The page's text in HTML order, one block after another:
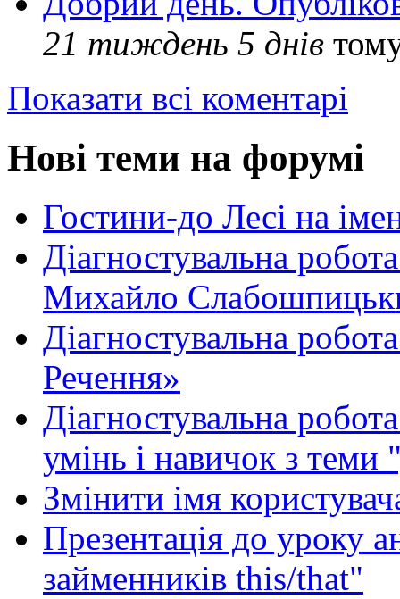
21 тиждень 5 днів
Показати всі коментарі
Нові теми на форумі
Гостини-до Лесі на
Діагностувальна
Михайло
Діагностувальна
Речення»
Діагностувальна
умінь і навичок з теми
Змінити імя
Презентація до уроку
займенників this/that"